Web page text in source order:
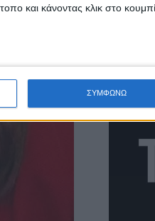
και κάνοντας κλικ στο κουμπί
ΣΥΜΦΩΝΩ